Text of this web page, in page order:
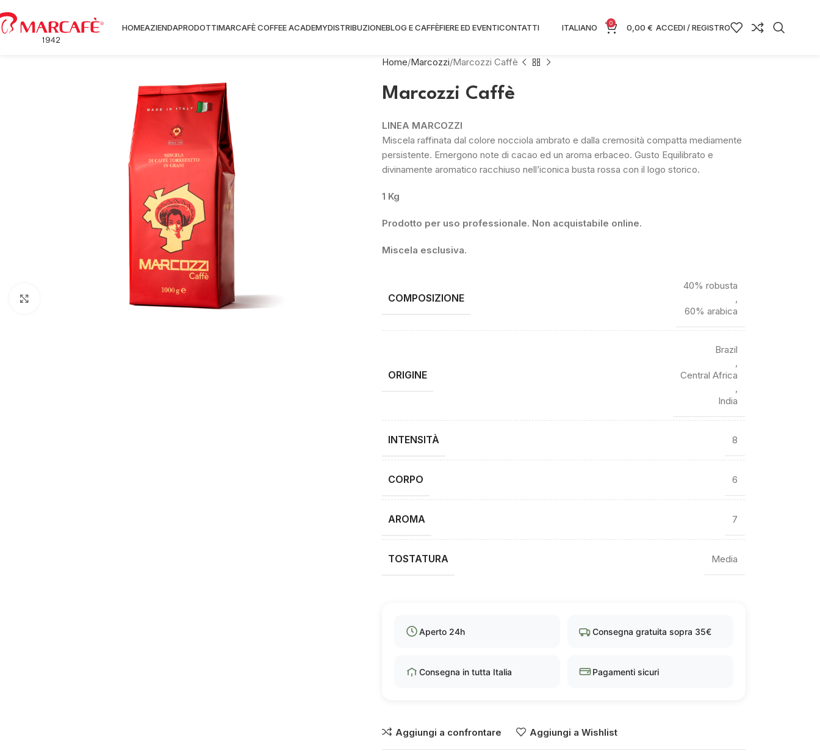
HOMEAZIENDAPRODOTTIMARCAFÈ COFFEE ACADEMYDISTRIBUZIONEBLOG E CAFFÈFIERE ED EVENTICONTATTI ITALIANO 0 0,00 € ACCEDI / REGISTRO
Home Marcozzi Marcozzi Caffè
Marcozzi Caffè
LINEA MARCOZZI
Miscela raffinata dal colore nocciola ambrato e dalla cremosità compatta mediamente
persistente. Emergono note di cacao ed un aroma erbaceo. Gusto Equilibrato e
divinamente aromatico racchiuso nell’iconica busta rossa con il logo storico.
1 Kg
Prodotto per uso professionale. Non acquistabile online.
Miscela esclusiva.
COMPOSIZIONE
40% robusta
,
60% arabica
ORIGINE
Brazil
,
Central Africa
,
India
INTENSITÀ 8
CORPO 6
AROMA 7
TOSTATURA Media
Aperto 24h Consegna gratuita sopra 35€
Consegna in tutta Italia Pagamenti sicuri
Aggiungi a confrontare Aggiungi a Wishlist